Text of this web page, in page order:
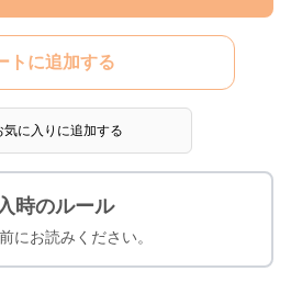
トに追加する
気に入りに追加する
時のルール
にお読みください。